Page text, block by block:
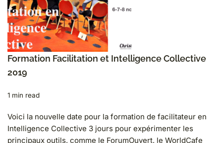
Formation Facilitation et Intelligence Collective
2019
1 min read
Voici la nouvelle date pour la formation de facilitateur en
Intelligence Collective 3 jours pour expérimenter les
principaux outils, comme le ForumOuvert, le WorldCafe